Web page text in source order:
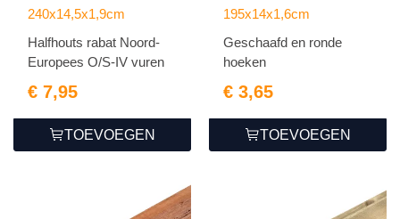
O/S-IV vuren
geschaafd
240x14,5x1,9cm
Halfhouts rabat Noord-
Europees O/S-IV vuren
€ 7,95
TOEVOEGEN
gedroogd, groen
geschaafd 4rh 1,6 x
195x14x1,6cm
Geschaafd en ronde
hoeken
€ 3,65
TOEVOEGEN